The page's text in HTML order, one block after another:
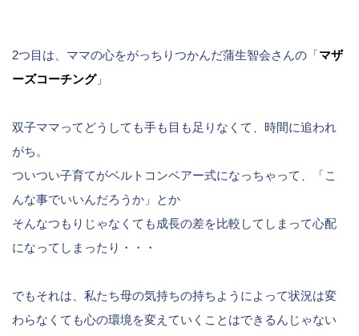
2つ目は、ママの心をがっちりつかんだ蒲生智会さんの「マザ
ーズコーチング」
双子ママってどうしても手も目も足りなくて、時間に追われ
がち。
ついつい子育てがベルトコンベアー式になっちゃって、「こ
んな事でいいんだろうか」とか
そんなつもりじゃなくても成長の差を比較してしまって心配
になってしまったり・・・
でもそれは、私たち母の気持ちの持ちようによって状況は変
わらなくても心の環境を変えていくことはできるんじゃない